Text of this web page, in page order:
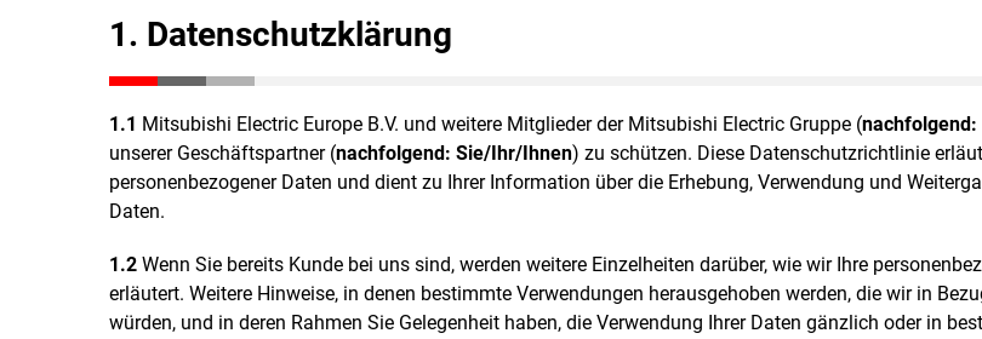
1. Datenschutzklärung
1.1 Mitsubishi Electric Europe B.V. und weitere Mitglieder der Mitsubishi Electric Gruppe (
unserer Geschäftspartner (nachfolgend: Sie/Ihr/Ihnen) zu schützen. Diese Datenschutzrichtlinie
personenbezogener Daten und dient zu Ihrer Information über die Erhebung, Verwendung und
Daten.
1.2 Wenn Sie bereits Kunde bei uns sind, werden weitere Einzelheiten darüber, wie wir Ihre
erläutert. Weitere Hinweise, in denen bestimmte Verwendungen herausgehoben werden, die wir in
würden, und in deren Rahmen Sie Gelegenheit haben, die Verwendung Ihrer Daten gänzlich oder in